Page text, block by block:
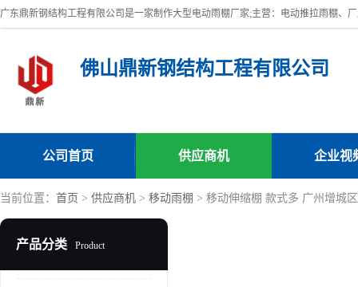
佛山鼎新钢结构工程有限公司
公司首页 供应商机 企业视
当前位置： 首页 > 供应商机 > 移动雨棚 > 移动伸缩棚 款式多 广州增城
产品分类 Product